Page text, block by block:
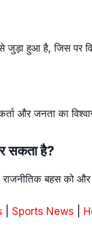
जुड़ा हुआ है, जिस पर
और जनता का
सकता है?
राजनीतिक बहस
Sports News